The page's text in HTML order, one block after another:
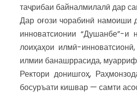
таҷрибаи байналмилалӣ дар
Дар оғози чорабинӣ
инноватсионии “Душанбе”-
лоиҳаҳои илмӣ-
илмии банашррасида,
Ректори донишгоҳ,
босуръати кишвар — самти